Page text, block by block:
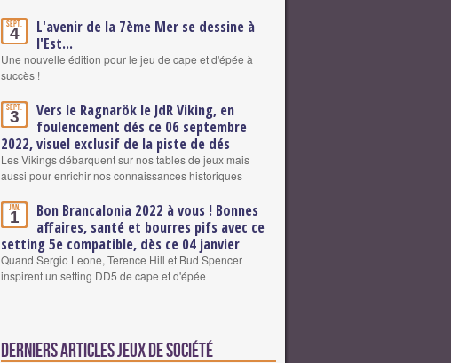
Sept.
4
L'avenir de la 7ème Mer se dessine à
l'Est...
Une nouvelle édition pour le jeu de cape et d'épée à
succès !
Sept.
3
Vers le Ragnarök le JdR Viking, en
foulencement dés ce 06 septembre
2022, visuel exclusif de la piste de dés
Les Vikings débarquent sur nos tables de jeux mais
aussi pour enrichir nos connaissances historiques
Jan.
1
Bon Brancalonia 2022 à vous ! Bonnes
affaires, santé et bourres pifs avec ce
setting 5e compatible, dès ce 04 janvier
Quand Sergio Leone, Terence Hill et Bud Spencer
inspirent un setting DD5 de cape et d'épée
Derniers articles Jeux de société